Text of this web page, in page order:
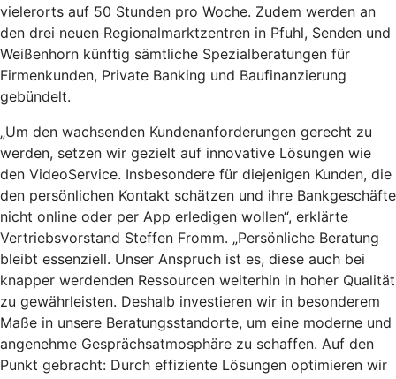
vielerorts auf 50 Stunden pro Woche. Zudem werden an
den drei neuen Regionalmarktzentren in Pfuhl, Senden und
Weißenhorn künftig sämtliche Spezialberatungen für
Firmenkunden, Private Banking und Baufinanzierung
gebündelt.
„Um den wachsenden Kundenanforderungen gerecht zu
werden, setzen wir gezielt auf innovative Lösungen wie
den VideoService. Insbesondere für diejenigen Kunden, die
den persönlichen Kontakt schätzen und ihre Bankgeschäfte
nicht online oder per App erledigen wollen“, erklärte
Vertriebsvorstand Steffen Fromm. „Persönliche Beratung
bleibt essenziell. Unser Anspruch ist es, diese auch bei
knapper werdenden Ressourcen weiterhin in hoher Qualität
zu gewährleisten. Deshalb investieren wir in besonderem
Maße in unsere Beratungsstandorte, um eine moderne und
angenehme Gesprächsatmosphäre zu schaffen. Auf den
Punkt gebracht: Durch effiziente Lösungen optimieren wir